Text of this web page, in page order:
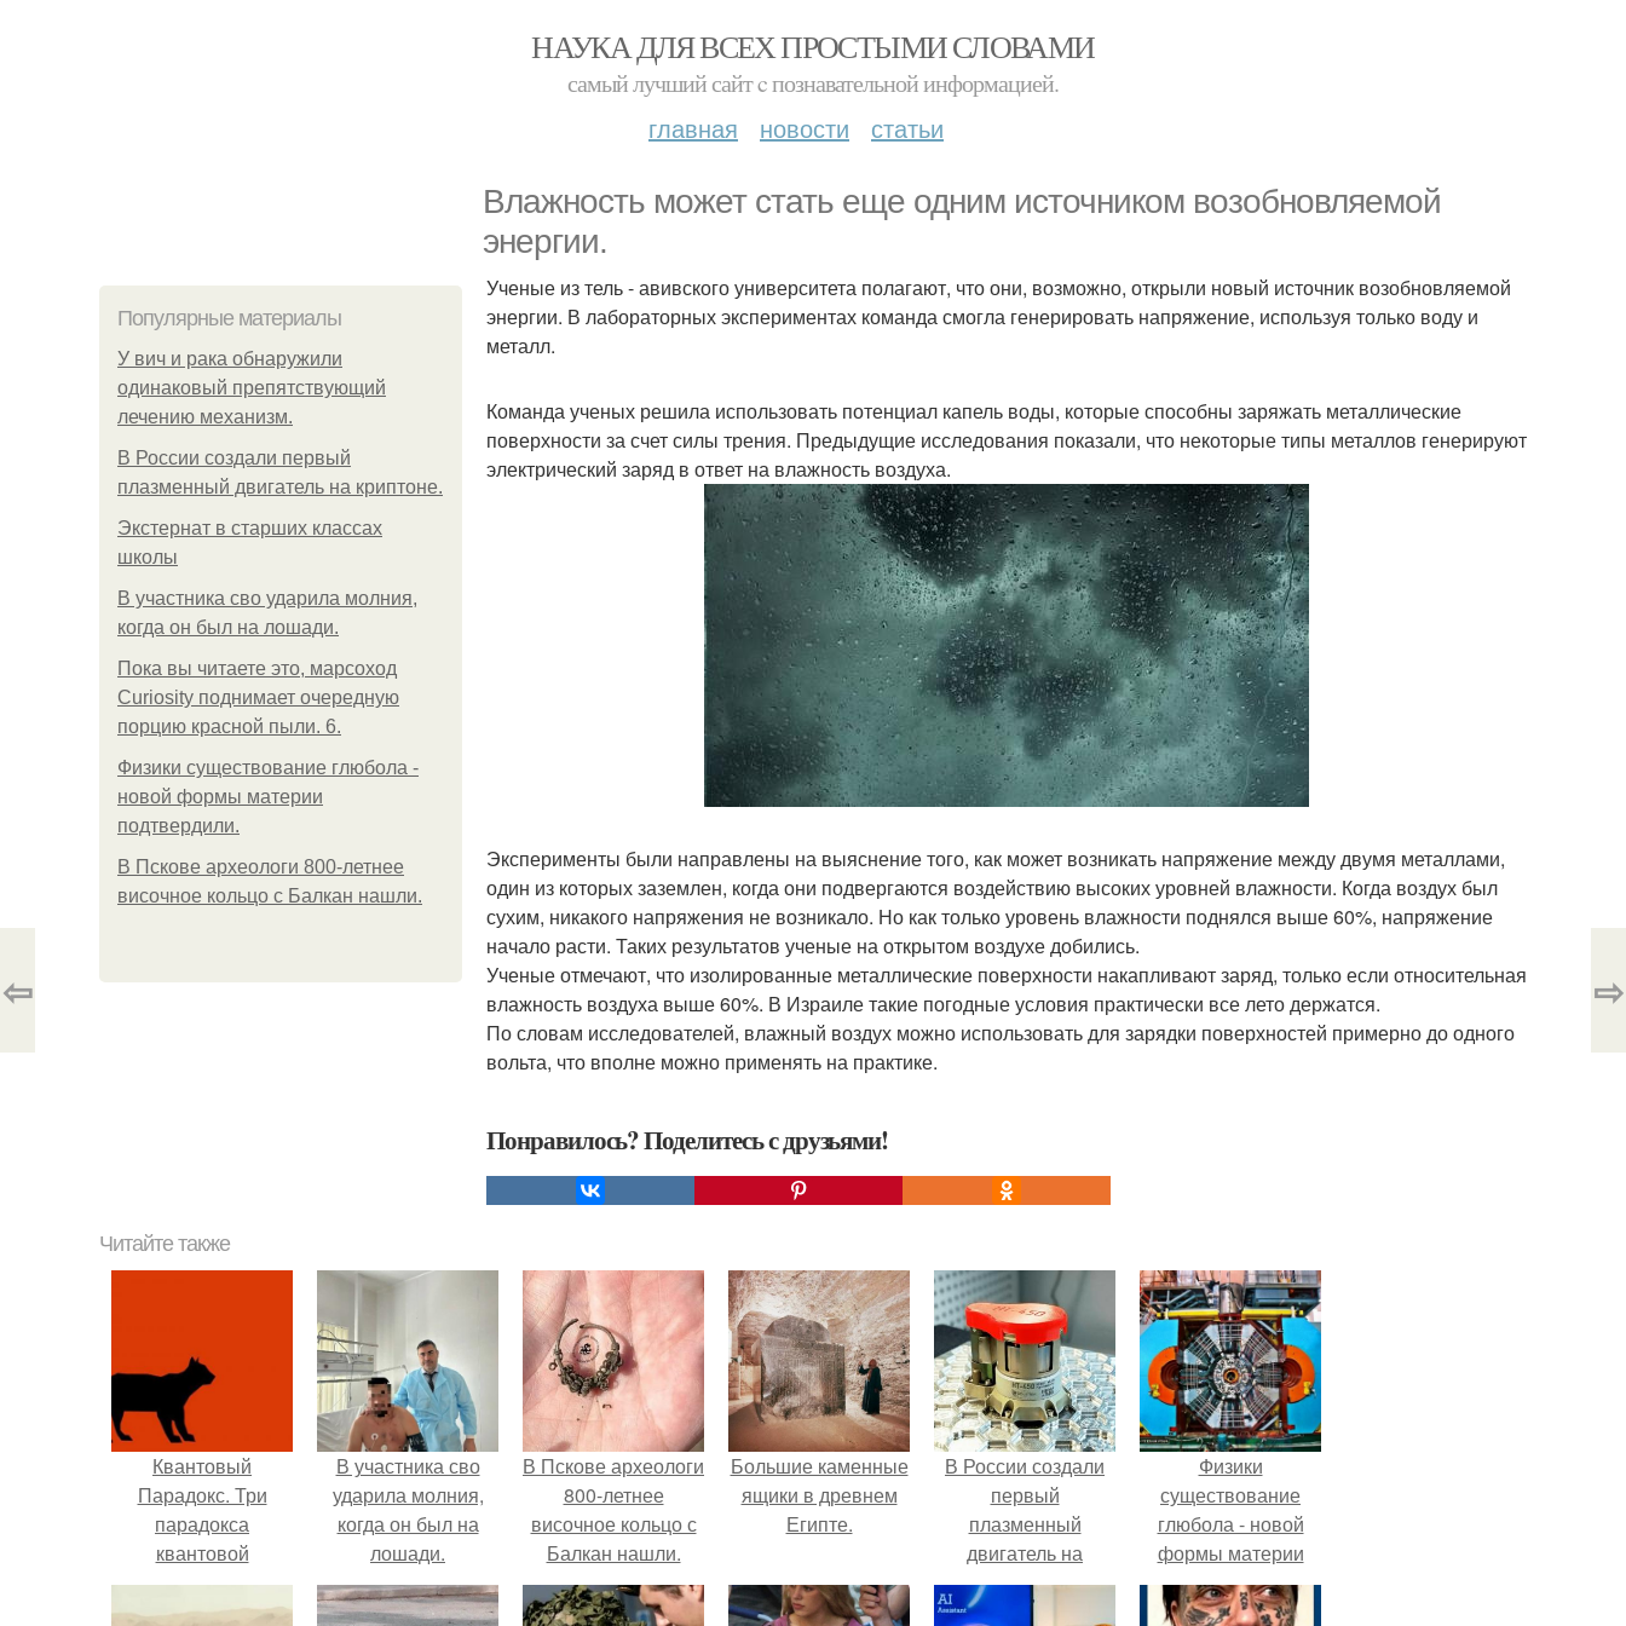
НАУКА ДЛЯ ВСЕХ ПРОСТЫМИ СЛОВАМИ
самый лучший сайт c познавательной информацией.
главная новости статьи
Влажность может стать еще одним источником возобновляемой
энергии.
Популярные материалы
У вич и рака обнаружили
одинаковый препятствующий
лечению механизм.
В России создали первый
плазменный двигатель на криптоне.
Экстернат в старших классах
школы
В участника сво ударила молния,
когда он был на лошади.
Пока вы читаете это, марсоход
Curiosity поднимает очередную
порцию красной пыли. 6.
Физики существование глюбола -
новой формы материи
подтвердили.
В Пскове археологи 800-летнее
височное кольцо с Балкан нашли.
Ученые из тель - авивского университета полагают, что они, возможно, открыли новый источник возобновляемой
энергии. В лабораторных экспериментах команда смогла генерировать напряжение, используя только воду и
металл.
Команда ученых решила использовать потенциал капель воды, которые способны заряжать металлические
поверхности за счет силы трения. Предыдущие исследования показали, что некоторые типы металлов генерируют
электрический заряд в ответ на влажность воздуха.
Эксперименты были направлены на выяснение того, как может возникать напряжение между двумя металлами,
один из которых заземлен, когда они подвергаются воздействию высоких уровней влажности. Когда воздух был
сухим, никакого напряжения не возникало. Но как только уровень влажности поднялся выше 60%, напряжение
начало расти. Таких результатов ученые на открытом воздухе добились.
Ученые отмечают, что изолированные металлические поверхности накапливают заряд, только если относительная
влажность воздуха выше 60%. В Израиле такие погодные условия практически все лето держатся.
По словам исследователей, влажный воздух можно использовать для зарядки поверхностей примерно до одного
вольта, что вполне можно применять на практике.
Понравилось? Поделитесь с друзьями!
⇦ ⇨
Читайте также
Квантовый
Парадокс. Три
парадокса
квантовой
механики.
В участника сво
ударила молния,
когда он был на
лошади.
В Пскове археологи
800-летнее
височное кольцо с
Балкан нашли.
Большие каменные
ящики в древнем
Египте.
В России создали
первый
плазменный
двигатель на
криптоне.
Физики
существование
глюбола - новой
формы материи
подтвердили.